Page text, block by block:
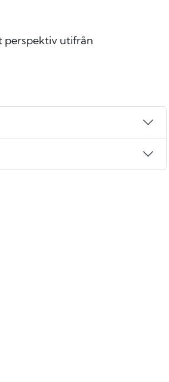
perspektiv utifrån